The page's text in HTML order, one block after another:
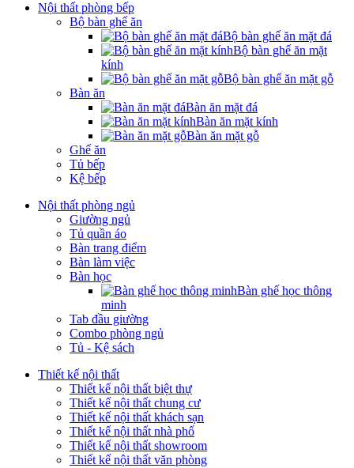
Nội thất phòng bếp
Bộ bàn ghế ăn
Bộ bàn ghế ăn mặt đá
Bộ bàn ghế ăn mặt
kính
Bộ bàn ghế ăn mặt gỗ
Bàn ăn
Bàn ăn mặt đá
Bàn ăn mặt kính
Bàn ăn mặt gỗ
Ghế ăn
Tủ bếp
Kệ bếp
Nội thất phòng ngủ
Giường ngủ
Tủ quần áo
Bàn trang điểm
Bàn làm việc
Bàn học
Bàn ghế học thông
minh
Tab đầu giường
Combo phòng ngủ
Tủ - Kệ sách
Thiết kế nội thất
Thiết kế nội thất biệt thự
Thiết kế nội thất chung cư
Thiết kế nội thất khách sạn
Thiết kế nội thất nhà phố
Thiết kế nội thất showroom
Thiết kế nội thất văn phòng